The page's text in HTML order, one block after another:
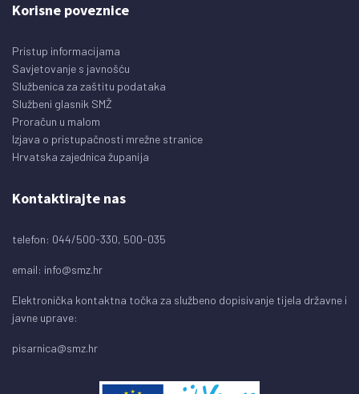
Korisne poveznice
Pristup informacijama
Savjetovanje s javnošću
Službenica za zaštitu podataka
Službeni glasnik SMŽ
Proračun u malom
Izjava o pristupačnosti mrežne stranice
Hrvatska zajednica županija
Kontaktirajte nas
telefon: 044/500-330, 500-035
email: info@smz.hr
Elektronička kontaktna točka za službeno dopisivanje tijela državne i
javne uprave:
pisarnica@smz.hr